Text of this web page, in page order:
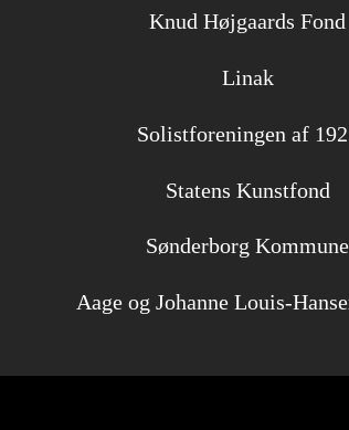
Knud Højgaards Fond
Linak
Solistforeningen af
Statens Kunstfond
Sønderborg Kommune
Aage og Johanne Louis-